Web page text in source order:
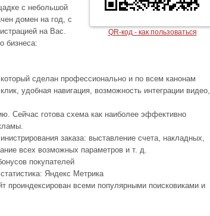
QR-код - как пользоваться
с небольшой
домен на год, с
на Вас.
бизнеса:
сделан профессионально и по всем канонам
удобная навигация, возможность интеграции видео,
Сейчас готова схема как наиболее эффективно
заказа: выставление счета, накладных,
всех возможных параметров и т. д.
покупателей
Яндекс Метрика
проиндексирован всеми популярными поисковиками и